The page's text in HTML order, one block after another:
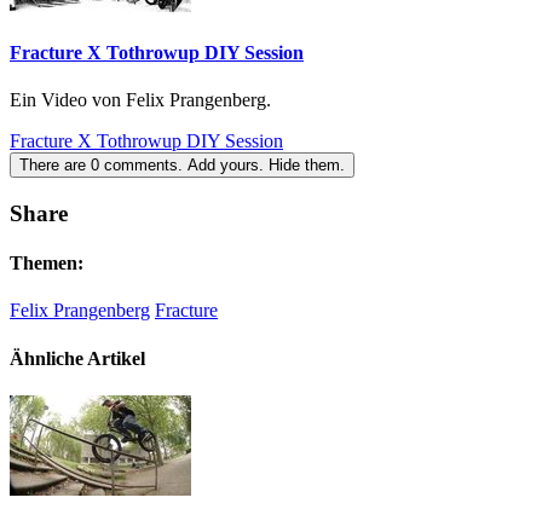
Fracture X Tothrowup DIY Session
Ein Video von Felix Prangenberg.
Fracture X Tothrowup DIY Session
There are 0 comments. Add yours. Hide them.
Share
Themen:
Felix Prangenberg Fracture
Ähnliche Artikel